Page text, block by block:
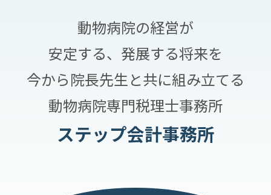
動物病院の経営が
安定する、発展する将来を
今から院長先生と共に組み立てる
動物病院専門税理士事務所
ステップ会計事務所